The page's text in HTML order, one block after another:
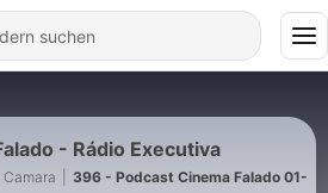
- Rádio Executiva
Camara
396 - Podcast Cinema Falado 01-